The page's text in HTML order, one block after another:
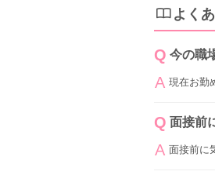
よく
今の職
現在お勤
面接前
面接前に